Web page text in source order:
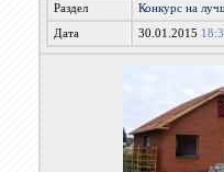
Раздел Конкурс на
Дата 30.01.2015